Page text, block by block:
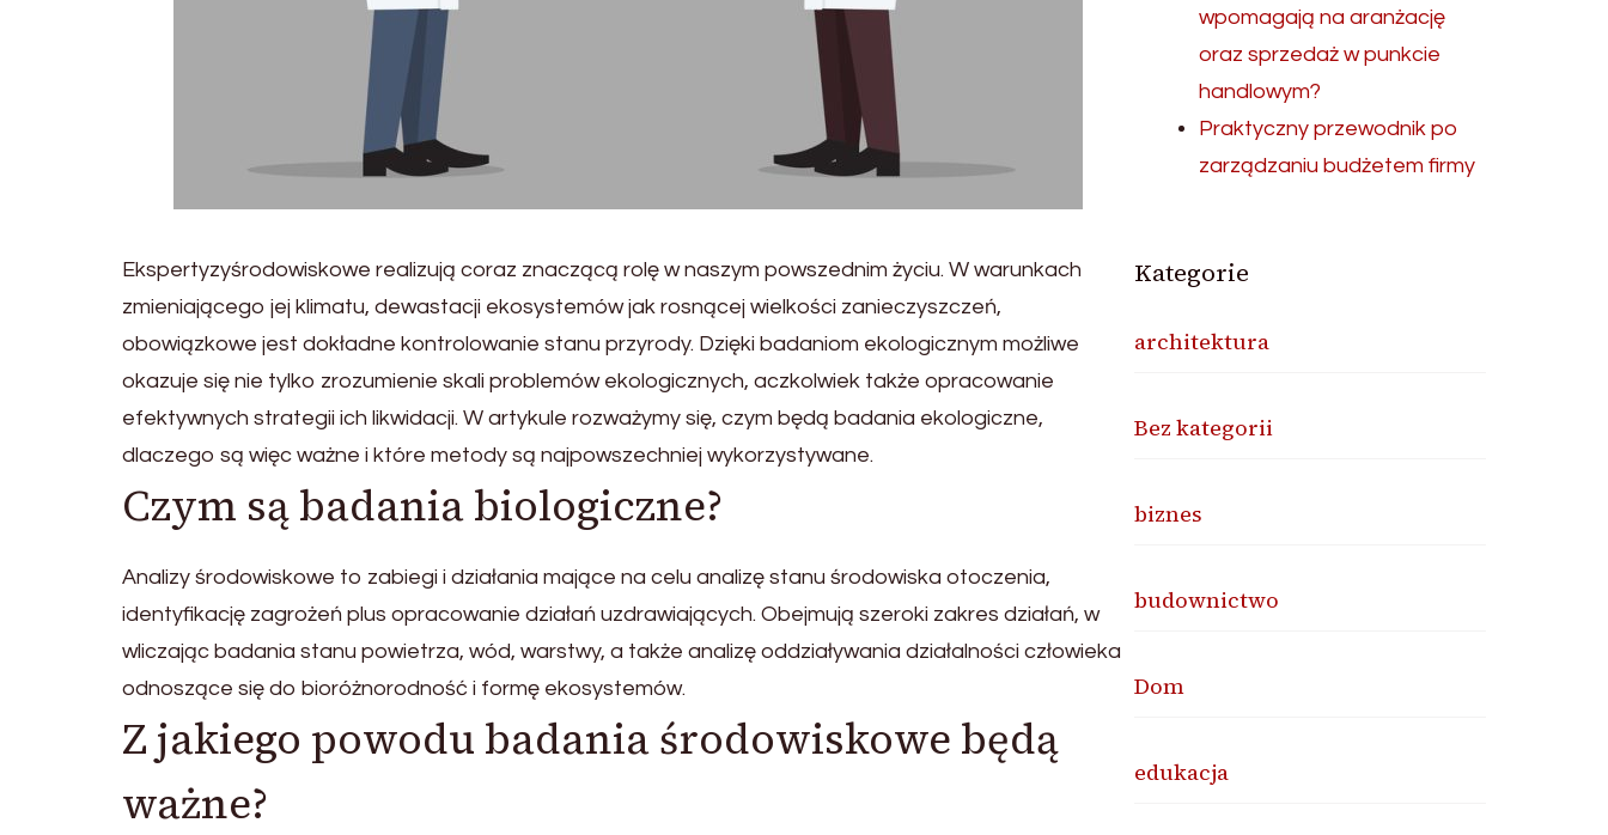
Ekspertyzyśrodowiskowe realizują coraz znaczącą rolę w naszym powszednim życiu. W warunkach
zmieniającego jej klimatu, dewastacji ekosystemów jak rosnącej wielkości zanieczyszczeń,
obowiązkowe jest dokładne kontrolowanie stanu przyrody. Dzięki badaniom ekologicznym możliwe
okazuje się nie tylko zrozumienie skali problemów ekologicznych, aczkolwiek także opracowanie
efektywnych strategii ich likwidacji. W artykule rozważymy się, czym będą badania ekologiczne,
dlaczego są więc ważne i które metody są najpowszechniej wykorzystywane.
Czym są badania biologiczne?
Analizy środowiskowe to zabiegi i działania mające na celu analizę stanu środowiska otoczenia,
identyfikację zagrożeń plus opracowanie działań uzdrawiających. Obejmują szeroki zakres działań, w
wliczając badania stanu powietrza, wód, warstwy, a także analizę oddziaływania działalności człowieka
odnoszące się do bioróżnorodność i formę ekosystemów.
Z jakiego powodu badania środowiskowe będą
ważne?
wpomagają na aranżację
oraz sprzedaż w punkcie
handlowym?
Praktyczny przewodnik po
zarządzaniu budżetem firmy
Kategorie
architektura
Bez kategorii
biznes
budownictwo
Dom
edukacja